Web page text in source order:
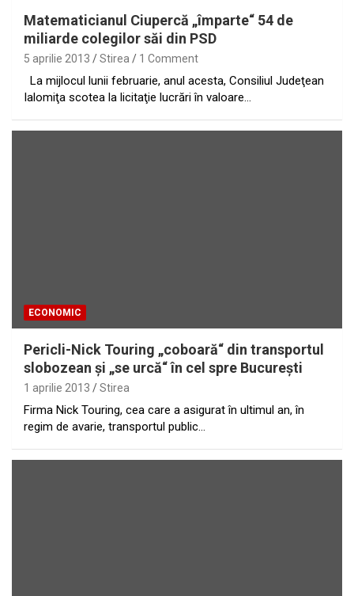
Matematicianul Ciupercă „împarte“ 54 de
miliarde colegilor săi din PSD
5 aprilie 2013 Stirea 1 Comment
La mijlocul lunii februarie, anul acesta, Consiliul Judeţean
Ialomiţa scotea la licitaţie lucrări în valoare…
ECONOMIC
Pericli-Nick Touring „coboară“ din transportul
slobozean şi „se urcă“ în cel spre Bucureşti
1 aprilie 2013 Stirea
Firma Nick Touring, cea care a asigurat în ultimul an, în
regim de avarie, transportul public…